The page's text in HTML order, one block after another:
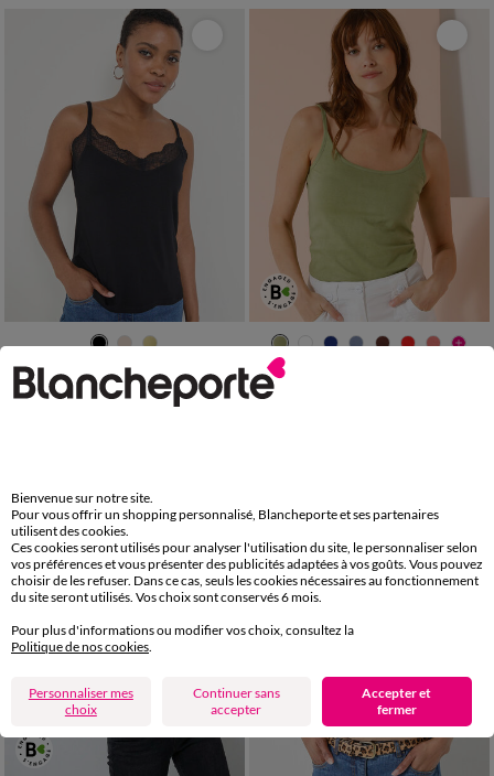
34/36 38/40 42/44 46/48
50 52 54
Débardeur col V dentelle, bretelles réglables
19,49 €
34/36 38/40 42/44 46/48
Bienvenue sur notre site.
Pour vous offrir un shopping personnalisé, Blancheporte et ses partenaires
utilisent des cookies.
Ces cookies seront utilisés pour analyser l'utilisation du site, le personnaliser selon
vos préférences et vous présenter des publicités adaptées à vos goûts. Vous pouvez
choisir de les refuser. Dans ce cas, seuls les cookies nécessaires au fonctionnement
du site seront utilisés. Vos choix sont conservés 6 mois.
Pour plus d'informations ou modifier vos choix, consultez la
Politique de nos cookies
Personnaliser mes
choix
Continuer sans
accepter
Accepter et
fermer